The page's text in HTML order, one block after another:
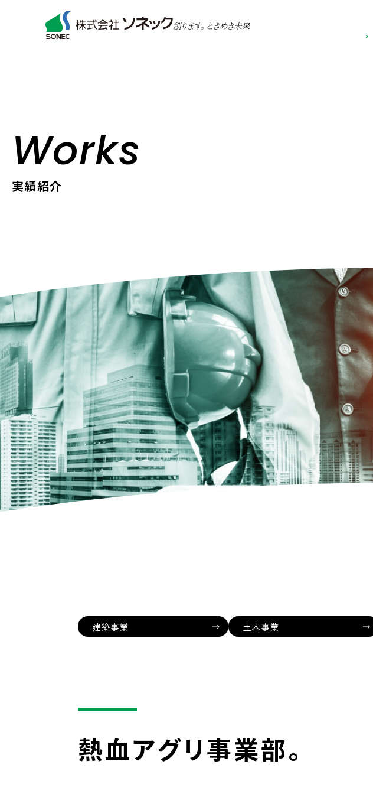
Works
実績紹介
建築事業 土木事業
熱血アグリ事業部。